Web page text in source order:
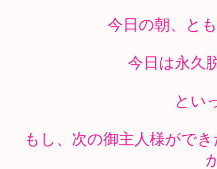
今日の朝、と
今日は永久
とい
もし、次の御主人様がで